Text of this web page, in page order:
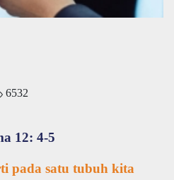
6532
12: 4-5
pada satu tubuh kita